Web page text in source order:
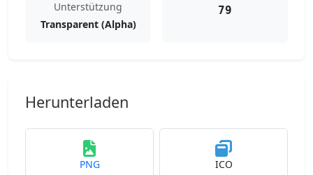
Unterstützung
Transparent (Alpha)
79
Herunterladen
PNG ICO